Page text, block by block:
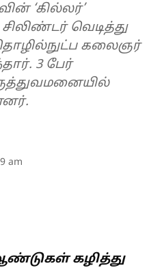
‘கில்லர்’
சிலிண்டர் வெடித்து
கலைஞர்
3 பேர்
am
கழித்து